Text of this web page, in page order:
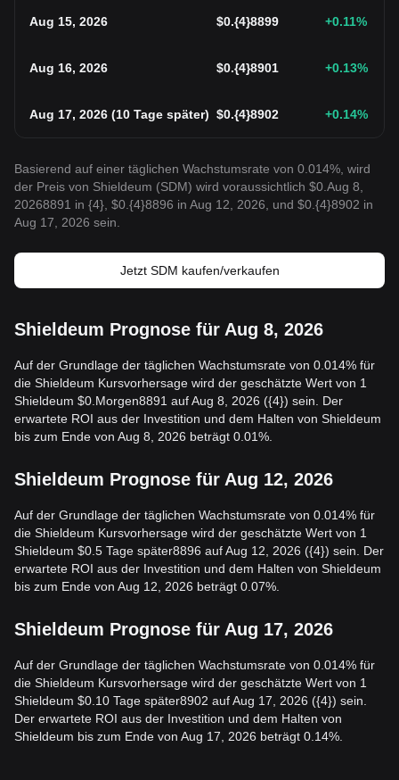
Aug 15, 2026 $0.{4}8899 +0.11%
Aug 16, 2026 $0.{4}8901 +0.13%
Aug 17, 2026 (10 Tage später) $0.{4}8902 +0.14%
Basierend auf einer täglichen Wachstumsrate von 0.014%, wird
der Preis von Shieldeum (SDM) wird voraussichtlich $0.Aug 8,
20268891 in {4}, $0.{4}8896 in Aug 12, 2026, und $0.{4}8902 in
Aug 17, 2026 sein.
Jetzt SDM kaufen/verkaufen
Shieldeum Prognose für Aug 8, 2026
Auf der Grundlage der täglichen Wachstumsrate von 0.014% für
die Shieldeum Kursvorhersage wird der geschätzte Wert von 1
Shieldeum $0.Morgen8891 auf Aug 8, 2026 ({4}) sein. Der
erwartete ROI aus der Investition und dem Halten von Shieldeum
bis zum Ende von Aug 8, 2026 beträgt 0.01%.
Shieldeum Prognose für Aug 12, 2026
Auf der Grundlage der täglichen Wachstumsrate von 0.014% für
die Shieldeum Kursvorhersage wird der geschätzte Wert von 1
Shieldeum $0.5 Tage später8896 auf Aug 12, 2026 ({4}) sein. Der
erwartete ROI aus der Investition und dem Halten von Shieldeum
bis zum Ende von Aug 12, 2026 beträgt 0.07%.
Shieldeum Prognose für Aug 17, 2026
Auf der Grundlage der täglichen Wachstumsrate von 0.014% für
die Shieldeum Kursvorhersage wird der geschätzte Wert von 1
Shieldeum $0.10 Tage später8902 auf Aug 17, 2026 ({4}) sein.
Der erwartete ROI aus der Investition und dem Halten von
Shieldeum bis zum Ende von Aug 17, 2026 beträgt 0.14%.